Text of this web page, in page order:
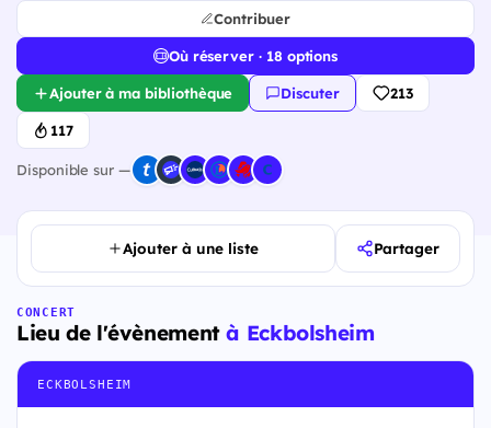
Contribuer
Où réserver · 18 options
Ajouter à ma bibliothèque Discuter 213
117
Disponible sur —
Ajouter à une liste Partager
CONCERT
Lieu de l'évènementà Eckbolsheim
ECKBOLSHEIM